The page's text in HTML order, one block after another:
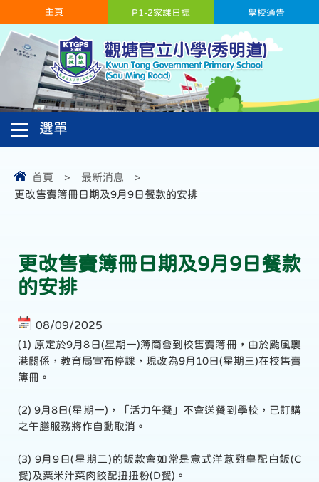
主頁 學校通告
P1-2家課日誌
首頁 > 最新消息
>
更改售賣簿冊日期及9月9日餐款的安排
更改售賣簿冊日期及9月9日餐款
的安排
08/09/2025
(1) 原定於9月8日(星期一)簿商會到校售賣簿冊，由於颱風襲
港關係，教育局宣布停課，現改為9月10日(星期三)在校售賣
簿冊。
(2) 9月8日(星期一)，「活力午餐」不會送餐到學校，已訂購
之午膳服務將作自動取消。
(3) 9月9日(星期二)的飯款會如常是意式洋蔥雞皇配白飯(C
餐)及粟米汁菜肉餃配扭扭粉(D餐)。